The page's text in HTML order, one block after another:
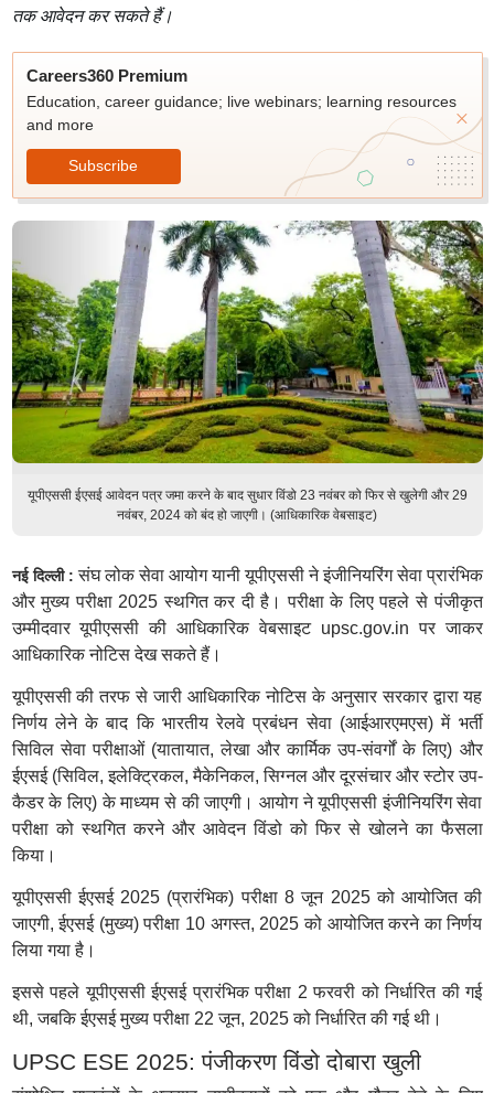
तक आवेदन कर सकते हैं।
Careers360 Premium
Education, career guidance; live webinars; learning resources
and more
Subscribe
यूपीएससी ईएसई आवेदन पत्र जमा करने के बाद सुधार विंडो 23 नवंबर को फिर से खुलेगी और 29
नवंबर, 2024 को बंद हो जाएगी। (आधिकारिक वेबसाइट)
नई दिल्ली :संघ लोक सेवा आयोग यानी यूपीएससी ने इंजीनियरिंग सेवा प्रारंभिक
और मुख्य परीक्षा 2025 स्थगित कर दी है। परीक्षा के लिए पहले से पंजीकृत
उम्मीदवार यूपीएससी की आधिकारिक वेबसाइट upsc.gov.in पर जाकर
आधिकारिक नोटिस देख सकते हैं।
यूपीएससी की तरफ से जारी आधिकारिक नोटिस के अनुसार सरकार द्वारा यह
निर्णय लेने के बाद कि भारतीय रेलवे प्रबंधन सेवा (आईआरएमएस) में भर्ती
सिविल सेवा परीक्षाओं (यातायात, लेखा और कार्मिक उप-संवर्गों के लिए) और
ईएसई (सिविल, इलेक्ट्रिकल, मैकेनिकल, सिग्नल और दूरसंचार और स्टोर उप-
कैडर के लिए) के माध्यम से की जाएगी। आयोग ने यूपीएससी इंजीनियरिंग सेवा
परीक्षा को स्थगित करने और आवेदन विंडो को फिर से खोलने का फैसला
किया।
यूपीएससी ईएसई 2025 (प्रारंभिक) परीक्षा 8 जून 2025 को आयोजित की
जाएगी, ईएसई (मुख्य) परीक्षा 10 अगस्त, 2025 को आयोजित करने का निर्णय
लिया गया है।
इससे पहले यूपीएससी ईएसई प्रारंभिक परीक्षा 2 फरवरी को निर्धारित की गई
थी, जबकि ईएसई मुख्य परीक्षा 22 जून, 2025 को निर्धारित की गई थी।
UPSC ESE 2025: पंजीकरण विंडो दोबारा खुली